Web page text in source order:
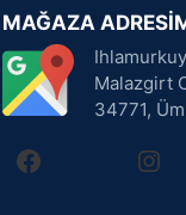
MAĞAZA
Malazgirt
34771,
facebook